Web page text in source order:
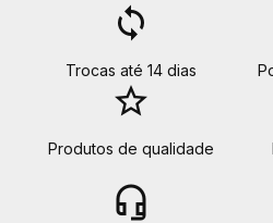
loop
Trocas até 14 dias
star_border
Produtos de qualidade
headset_mic